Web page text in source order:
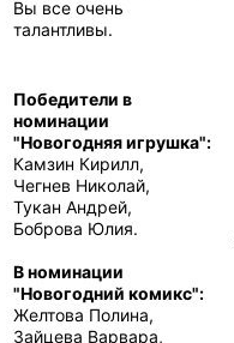
Вы все очень
талантливы.
Победители в
номинации
"Новогодняя игрушка":
Камзин Кирилл,
Чегнев Николай,
Тукан Андрей,
Боброва Юлия.
В номинации
"Новогодний комикс":
Желтова Полина,
Зайцева Варвара,